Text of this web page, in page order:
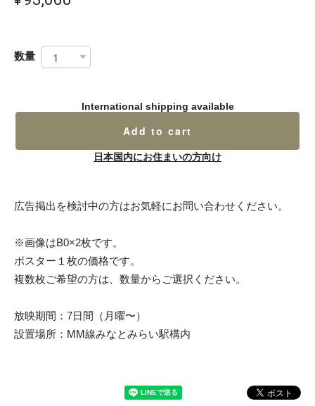
数量
International shipping available
Add to cart
日本国内にお住まいの方向け
広告掲出を検討中の方はお気軽にお問い合わせください。
※画像はB0×2枚です。
ポスター１枚の価格です。
複数枚ご希望の方は、数量からご選択ください。
放映期間：7日間（月曜〜）
設置場所：MM線みなとみらい駅構内